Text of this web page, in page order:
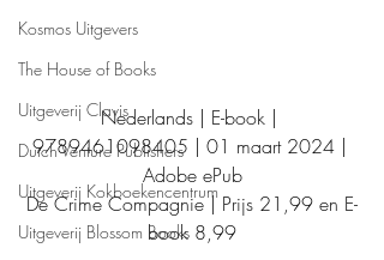
Kosmos Uitgevers
The House of Books
Uitgeverij Clavis
Dutch Venture Publishers
Uitgeverij Kokboekencentrum
Uitgeverij Blossom Books
Nederlands | E-book |
9789461098405 | 01 maart 2024 |
Adobe ePub
De Crime Compagnie | Prijs 21,99 en E-
book 8,99